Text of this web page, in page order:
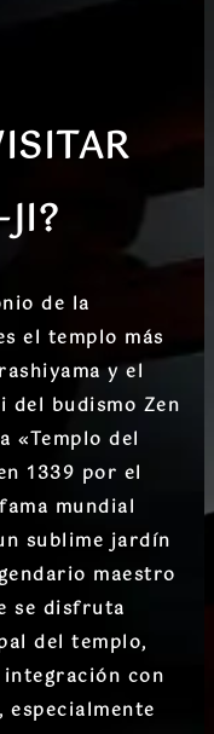
?
de la
el templo más
y el
del budismo Zen
«Templo del
1339 por el
mundial
sublime jardín
maestro
se disfruta
del templo,
con
, especialmente